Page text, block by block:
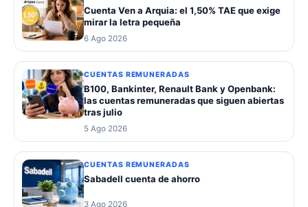
Cuenta Ven a Arquia: el 1,50% TAE que exige
mirar la letra pequeña
6 Ago 2026
CUENTAS REMUNERADAS
B100, Bankinter, Renault Bank y Openbank:
las cuentas remuneradas que siguen abiertas
tras julio
5 Ago 2026
CUENTAS REMUNERADAS
Sabadell cuenta de ahorro
3 Ago 2026